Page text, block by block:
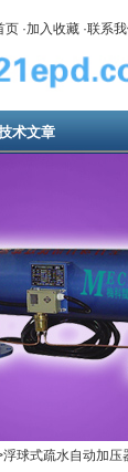
页 ·加入收藏 ·联系
术文章
浮球式疏水自动加压